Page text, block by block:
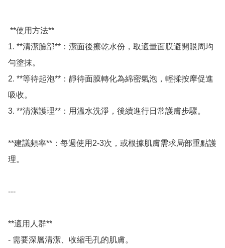
1. **清潔臉部**：潔面後擦乾水份，取適量面膜避開眼周均
勻塗抹。
2. **等待起泡**：靜待面膜轉化為綿密氣泡，輕揉按摩促進
吸收。
3. **清潔護理**：用溫水洗淨，後續進行日常護膚步驟。
**建議頻率**：每週使用2-3次，或根據肌膚需求局部重點護
理。
---
**適用人群**
- 需要深層清潔、收縮毛孔的肌膚。